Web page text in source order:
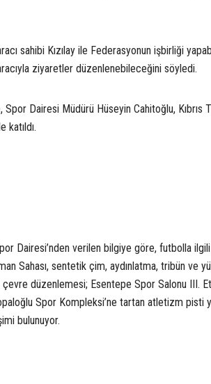
sahibi Kızılay ile Federasyonun işbirliği
ziyaretler düzenlenebileceğini söyledi.
Spor Dairesi Müdürü Hüseyin Cahitoğlu,
katıldı.
Dairesi’nden verilen bilgiye göre, futbolla
Sahası, sentetik çim, aydınlatma, tribün ve
düzenlemesi; Esentepe Spor Salonu III.
Spor Kompleksi’ne tartan atletizm pisti
bulunuyor.